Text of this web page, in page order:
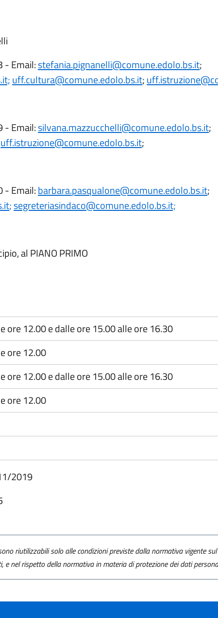
- Email:stefania.pignanelli@comune.edolo.bs.it;
uff.cultura@comune.edolo.bs.it;
- Email:silvana.mazzucchelli@comune.edolo.bs.it;
uff.istruzione@comune.edolo.bs.it;
- Email:barbara.pasqualone@comune.edolo.bs.it
;segreteriasindaco@comune.edolo.bs.it;
al PIANO PRIMO
ore 12.00 e dalle ore 15.00 alle ore 16.30
ore 12.00
ore 12.00 e dalle ore 15.00 alle ore 16.30
ore 12.00
2019
riutilizzabili solo alle condizioni previste dalla normativa vigente
e nel rispetto della normativa in materia di protezione dei dati